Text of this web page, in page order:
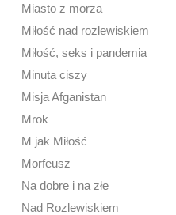
Miasto z morza
Miłość nad rozlewiskiem
Miłość, seks i pandemia
Minuta ciszy
Misja Afganistan
Mrok
M jak Miłość
Morfeusz
Na dobre i na złe
Nad Rozlewiskiem